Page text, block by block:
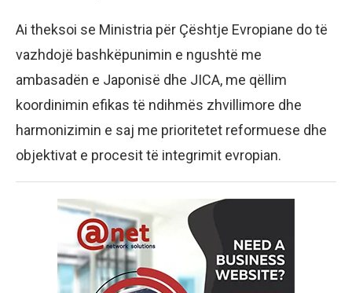
Ai theksoi se Ministria për Çështje Evropiane do të
vazhdojë bashkëpunimin e ngushtë me
ambasadën e Japonisë dhe JICA, me qëllim
koordinimin efikas të ndihmës zhvillimore dhe
harmonizimin e saj me prioritetet reformuese dhe
objektivat e procesit të integrimit evropian.